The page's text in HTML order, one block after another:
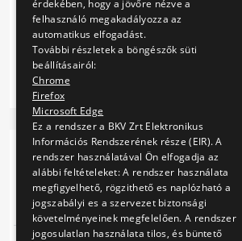
Cím
Eljárás
száma
érdekében, hogy a jövőre nézve a
felhasználó megakadályozza az
automatikus elfogadást.
További részletek a böngészők süti
beállításairól:
Chrome
Firefox
Microsoft Edge
Ez a rendszer a BKV Zrt Elektronikus
Információs Rendszerének része (EIR). A
rendszer használatával Ön elfogadja az
alábbi feltételeket: A rendszer használata
megfigyelhető, rögzithető es naplózható a
jogszabályi es a szervezet biztonsági
követelményeinek megfelelően. A rendszer
jogosulatlan használata tilos, és büntető